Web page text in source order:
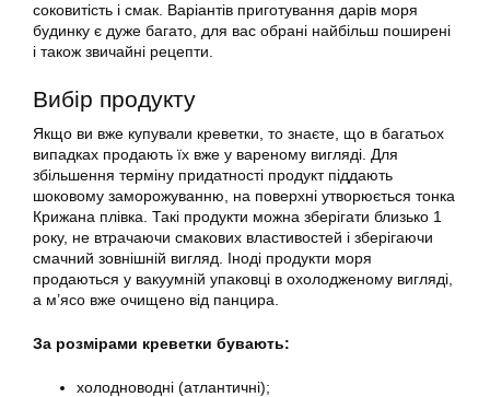
соковитість і смак. Варіантів приготування дарів моря
будинку є дуже багато, для вас обрані найбільш поширені
і також звичайні рецепти.
Вибір продукту
Якщо ви вже купували креветки, то знаєте, що в багатьох
випадках продають їх вже у вареному вигляді. Для
збільшення терміну придатності продукт піддають
шоковому заморожуванню, на поверхні утворюється тонка
Крижана плівка. Такі продукти можна зберігати близько 1
року, не втрачаючи смакових властивостей і зберігаючи
смачний зовнішній вигляд. Іноді продукти моря
продаються у вакуумній упаковці в охолодженому вигляді,
а м’ясо вже очищено від панцира.
За розмірами креветки бувають:
холодноводні (атлантичні);